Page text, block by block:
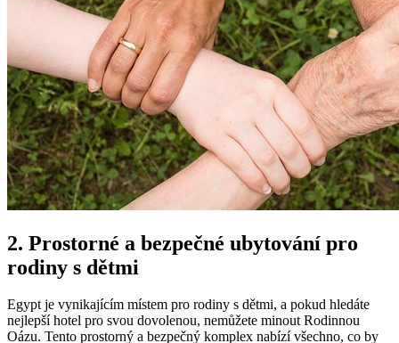
2. Prostorné a bezpečné ubytování pro
rodiny s dětmi
Egypt je vynikajícím místem pro rodiny s dětmi, a pokud hledáte
nejlepší hotel pro svou dovolenou, nemůžete minout Rodinnou
Oázu. Tento prostorný a bezpečný komplex nabízí všechno, co by